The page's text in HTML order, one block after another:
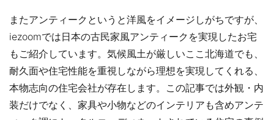
またアンティークというと洋風をイメージしがちですが、
iezoomでは日本の古民家風アンティークを実現したお宅
もご紹介しています。気候風土が厳しいここ北海道でも、
耐久面や住宅性能を重視しながら理想を実現してくれる、
本物志向の住宅会社が存在します。この記事では外観・内
装だけでなく、家具や小物などのインテリアも含めアンテ